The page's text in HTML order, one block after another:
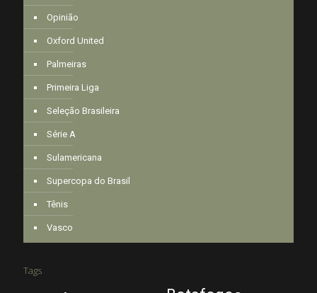
Opinião
Oxford United
Palmeiras
Primeira Liga
Seleção Brasileira
Série A
Sulamericana
Supercopa do Brasil
Tênis
Vasco
Tags